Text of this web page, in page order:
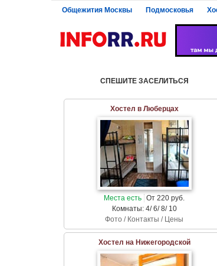
Общежития Москвы Подмосковья
СПЕШИТЕ ЗАСЕЛИТЬСЯ
Хостел в Люберцах
Места есть От 220 руб.
Комнаты: 4/ 6/ 8/ 10
Фото / Контакты / Цены
Хостел на Нижегородской